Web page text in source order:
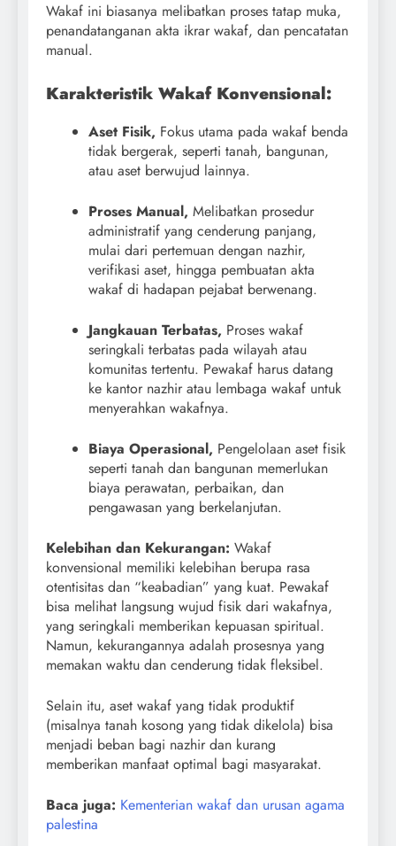
Wakaf ini biasanya melibatkan proses tatap muka,
penandatanganan akta ikrar wakaf, dan pencatatan
manual.
Karakteristik Wakaf Konvensional:
Aset Fisik, Fokus utama pada wakaf benda
tidak bergerak, seperti tanah, bangunan,
atau aset berwujud lainnya.
Proses Manual, Melibatkan prosedur
administratif yang cenderung panjang,
mulai dari pertemuan dengan nazhir,
verifikasi aset, hingga pembuatan akta
wakaf di hadapan pejabat berwenang.
Jangkauan Terbatas, Proses wakaf
seringkali terbatas pada wilayah atau
komunitas tertentu. Pewakaf harus datang
ke kantor nazhir atau lembaga wakaf untuk
menyerahkan wakafnya.
Biaya Operasional, Pengelolaan aset fisik
seperti tanah dan bangunan memerlukan
biaya perawatan, perbaikan, dan
pengawasan yang berkelanjutan.
Kelebihan dan Kekurangan: Wakaf
konvensional memiliki kelebihan berupa rasa
otentisitas dan “keabadian” yang kuat. Pewakaf
bisa melihat langsung wujud fisik dari wakafnya,
yang seringkali memberikan kepuasan spiritual.
Namun, kekurangannya adalah prosesnya yang
memakan waktu dan cenderung tidak fleksibel.
Selain itu, aset wakaf yang tidak produktif
(misalnya tanah kosong yang tidak dikelola) bisa
menjadi beban bagi nazhir dan kurang
memberikan manfaat optimal bagi masyarakat.
Baca juga: Kementerian wakaf dan urusan agama
palestina